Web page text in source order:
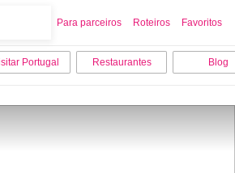
Para parceiros Roteiros Favoritos
Portugal Restaurantes Blog